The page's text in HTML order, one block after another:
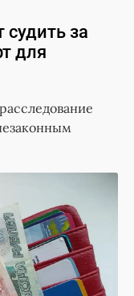
судить за
для